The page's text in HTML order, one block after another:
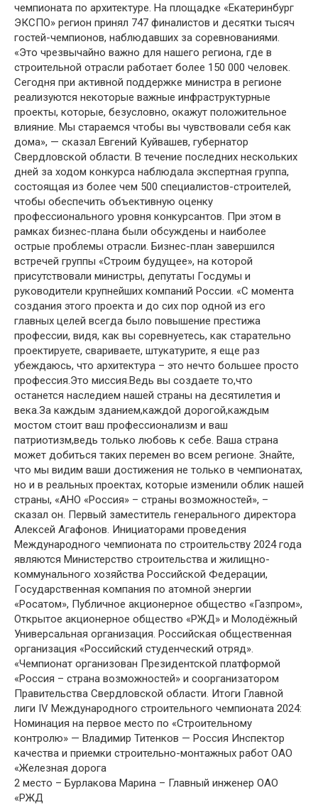
чемпионата по архитектуре. На площадке «Екатеринбург
ЭКСПО» регион принял 747 финалистов и десятки тысяч
гостей-чемпионов, наблюдавших за соревнованиями.
«Это чрезвычайно важно для нашего региона, где в
строительной отрасли работает более 150 000 человек.
Сегодня при активной поддержке министра в регионе
реализуются некоторые важные инфраструктурные
проекты, которые, безусловно, окажут положительное
влияние. Мы стараемся чтобы вы чувствовали себя как
дома», — сказал Евгений Куйвашев, губернатор
Свердловской области. В течение последних нескольких
дней за ходом конкурса наблюдала экспертная группа,
состоящая из более чем 500 специалистов-строителей,
чтобы обеспечить объективную оценку
профессионального уровня конкурсантов. При этом в
рамках бизнес-плана были обсуждены и наиболее
острые проблемы отрасли. Бизнес-план завершился
встречей группы «Строим будущее», на которой
присутствовали министры, депутаты Госдумы и
руководители крупнейших компаний России. «С момента
создания этого проекта и до сих пор одной из его
главных целей всегда было повышение престижа
профессии, видя, как вы соревнуетесь, как старательно
проектируете, свариваете, штукатурите, я еще раз
убеждаюсь, что архитектура – ​​это нечто большее просто
профессия.Это миссия.Ведь вы создаете то,что
останется наследием нашей страны на десятилетия и
века.За каждым зданием,каждой дорогой,каждым
мостом стоит ваш профессионализм и ваш
патриотизм,ведь только любовь к себе. Ваша страна
может добиться таких перемен во всем регионе. Знайте,
что мы видим ваши достижения не только в чемпионатах,
но и в реальных проектах, которые изменили облик нашей
страны, «АНО «Россия» – страны возможностей», –
сказал он. Первый заместитель генерального директора
Алексей Агафонов. Инициаторами проведения
Международного чемпионата по строительству 2024 года
являются Министерство строительства и жилищно-
коммунального хозяйства Российской Федерации,
Государственная компания по атомной энергии
«Росатом», Публичное акционерное общество «Газпром»,
Открытое акционерное общество «РЖД» и Молодёжный
Универсальная организация. Российская общественная
организация «Российский студенческий отряд».
«Чемпионат организован Президентской платформой
«Россия – страна возможностей» и соорганизатором
Правительства Свердловской области. Итоги Главной
лиги IV Международного строительного чемпионата 2024:
Номинация на первое место по «Строительному
контролю» — Владимир Титенков — Россия Инспектор
качества и приемки строительно-монтажных работ ОАО
«Железная дорога
2 место – Бурлакова Марина – Главный инженер ОАО
«РЖД